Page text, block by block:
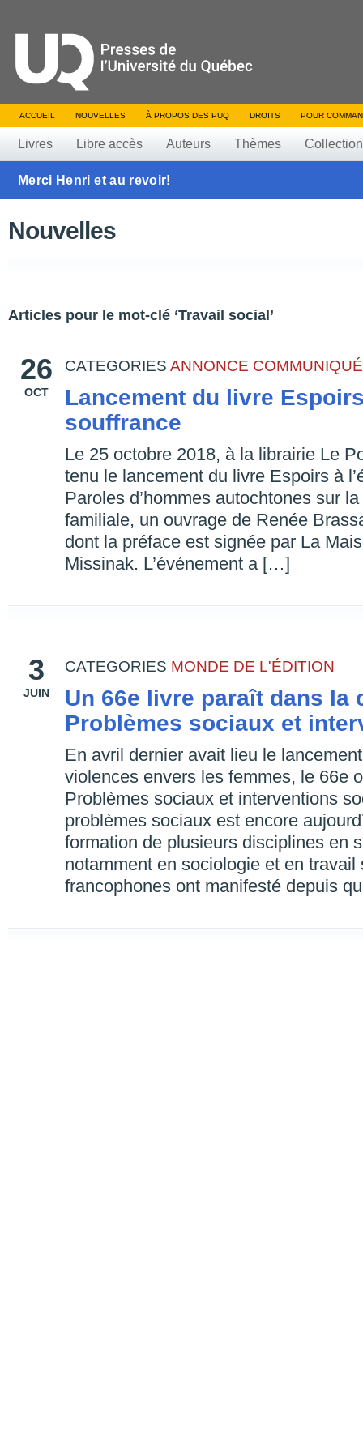
ACCUEIL NOUVELLES À PROPOS DES PUQ DROITS POUR
Livres Libre accès Auteurs Thèmes
Merci Henri et au revoir!
Nouvelles
Articles pour le mot-clé ‘Travail social’
26
OCT
CATEGORIES ANNONCE
Lancement du livre
souffrance
Le 25 octobre 2018, à la librairie Le
tenu le lancement du livre Espoirs à
Paroles d’hommes autochtones sur
familiale, un ouvrage de Renée
dont la préface est signée par La
Missinak. L’événement a […]
3
JUIN
CATEGORIES MONDE DE L'ÉDITION
Un 66e livre paraît dans la
Problèmes sociaux et
En avril dernier avait lieu le
violences envers les femmes, le 66e
Problèmes sociaux et interventions
problèmes sociaux est encore
formation de plusieurs disciplines en
notamment en sociologie et en
francophones ont manifesté depuis